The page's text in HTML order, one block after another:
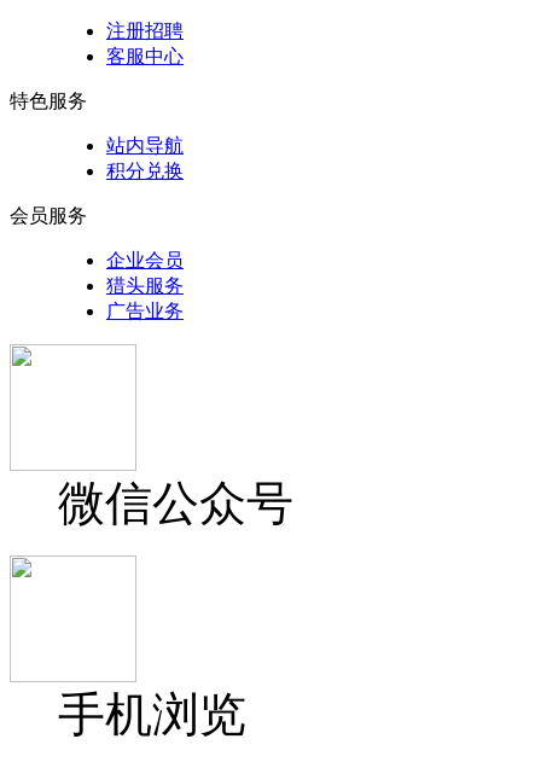
注册招聘
客服中心
特色服务
站内导航
积分兑换
会员服务
企业会员
猎头服务
广告业务
微信公众号
手机浏览